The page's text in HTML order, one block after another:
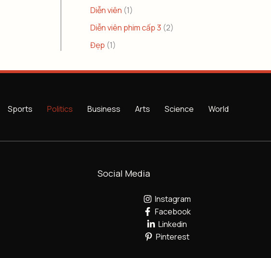
Diễn viên (1)
Diễn viên phim cấp 3 (2)
Đẹp (1)
Sports Politics Business Arts Science World
Social Media
Instagram
Facebook
Linkedin
Pinterest